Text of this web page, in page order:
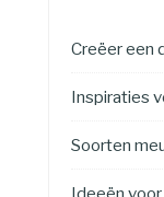
Creëer een
Inspiraties
Soorten